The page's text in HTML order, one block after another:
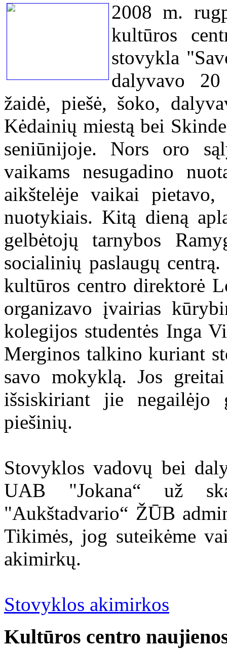
2008 m.
kultūros
stovykla
dalyvavo
žaidė, piešė, šoko,
Kėdainių miestą bei
seniūnijoje. Nors oro
vaikams nesugadino
aikštelėje vaikai
nuotykiais. Kitą dieną
gelbėtojų tarnybos
socialinių paslaugų
kultūros centro direktorė
organizavo įvairias
kolegijos studentės Inga
Merginos talkino kuriant
savo mokyklą. Jos
išsiskiriant jie negailėjo
piešinių.
Stovyklos vadovų bei
UAB "Jokana“ už
"Aukštadvario“ ŽŪB
Tikimės, jog suteikėme
akimirkų.
Stovyklos akimirkos
Kultūros centro